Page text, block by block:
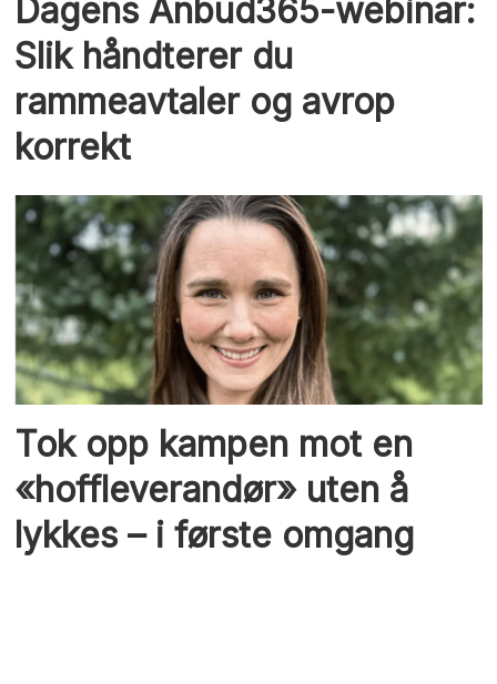
Dagens Anbud365-webinar:
Slik håndterer du
rammeavtaler og avrop
korrekt
Tok opp kampen mot en
«hoffleverandør» uten å
lykkes – i første omgang